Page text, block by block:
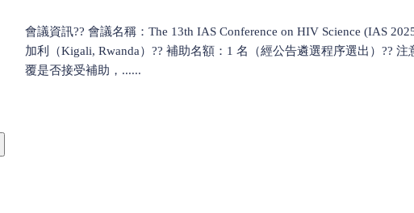
會議資訊?? 會議名稱：The 13th IAS Conference on HIV Science (IAS
加利（Kigali, Rwanda）?? 補助名額：1 名（經公告遴選程序選出）??
覆是否接受補助，......